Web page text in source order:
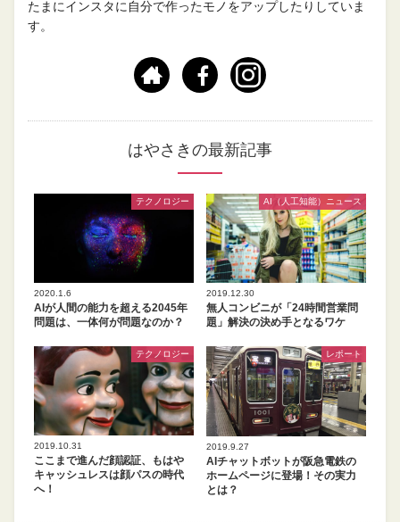
たまにインスタに自分で作ったモノをアップしたりしていま
す。
はやさきの最新記事
テクノロジー
2020.1.6
AIが人間の能力を超える2045年
問題は、一体何が問題なのか？
AI（人工知能）ニュース
2019.12.30
無人コンビニが「24時間営業問
題」解決の決め手となるワケ
テクノロジー
2019.10.31
ここまで進んだ顔認証、もはや
キャッシュレスは顔パスの時代
へ！
レポート
2019.9.27
AIチャットボットが阪急電鉄の
ホームページに登場！その実力
とは？